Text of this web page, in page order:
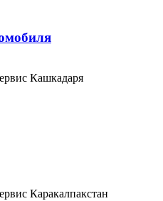
Кашкадаря
Каракалпакстан